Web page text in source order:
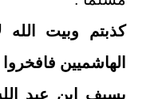
كذبتم وبيت الله
الهاشميين فافخروا
بسيف ابن عبد